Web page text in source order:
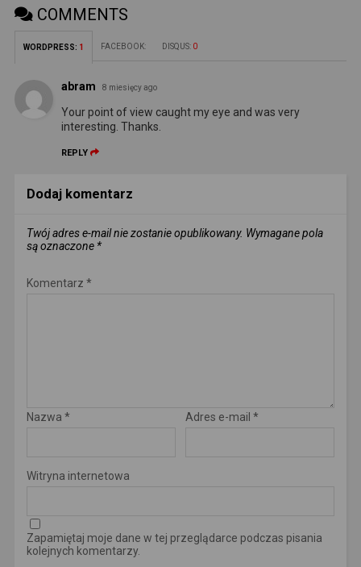
COMMENTS
WORDPRESS: 1 FACEBOOK: DISQUS: 0
abram 8 miesięcy ago
Your point of view caught my eye and was very
interesting. Thanks.
REPLY
Dodaj komentarz
Twój adres e-mail nie zostanie opublikowany. Wymagane pola
są oznaczone *
Komentarz *
Nazwa * Adres e-mail *
Witryna internetowa
Zapamiętaj moje dane w tej przeglądarce podczas pisania
kolejnych komentarzy.